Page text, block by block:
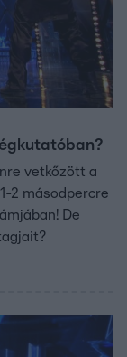
vetkőzött a
2 másodpercre
De